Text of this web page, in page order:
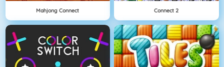
Mahjong Connect Connect 2